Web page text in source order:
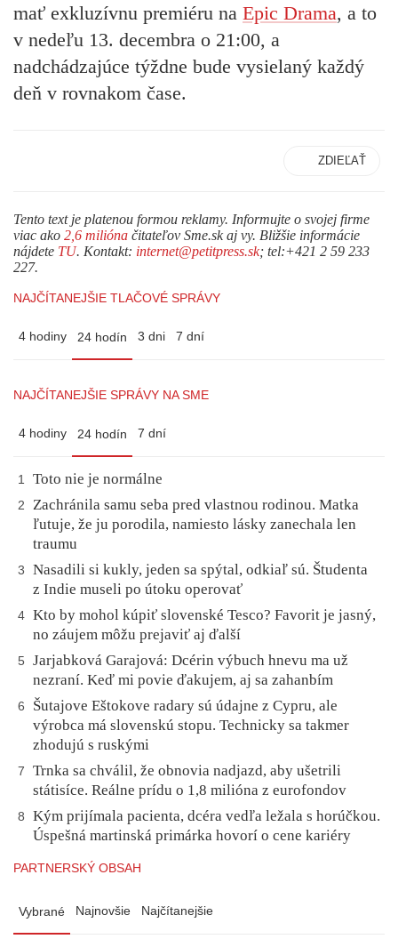
mať exkluzívnu premiéru na Epic Drama, a to
v nedeľu 13. decembra o 21:00, a
nadchádzajúce týždne bude vysielaný každý
deň v rovnakom čase.
ZDIEĽAŤ
Tento text je platenou formou reklamy. Informujte o svojej firme
viac ako 2,6 milióna čitateľov Sme.sk aj vy. Bližšie informácie
nájdete TU. Kontakt: internet@petitpress.sk; tel:+421 2 59 233
227.
NAJČÍTANEJŠIE TLAČOVÉ SPRÁVY
4 hodiny 24 hodín 3 dni 7 dní
NAJČÍTANEJŠIE SPRÁVY NA SME
4 hodiny 24 hodín 7 dní
1 Toto nie je normálne
2
Zachránila samu seba pred vlastnou rodinou. Matka
ľutuje, že ju porodila, namiesto lásky zanechala len
traumu
3
Nasadili si kukly, jeden sa spýtal, odkiaľ sú. Študenta
z Indie museli po útoku operovať
4 Kto by mohol kúpiť slovenské Tesco? Favorit je jasný,
no záujem môžu prejaviť aj ďalší
5
Jarjabková Garajová: Dcérin výbuch hnevu ma už
nezraní. Keď mi povie ďakujem, aj sa zahanbím
6
Šutajove Eštokove radary sú údajne z Cypru, ale
výrobca má slovenskú stopu. Technicky sa takmer
zhodujú s ruskými
7
Trnka sa chválil, že obnovia nadjazd, aby ušetrili
státisíce. Reálne prídu o 1,8 milióna z eurofondov
8
Kým prijímala pacienta, dcéra vedľa ležala s horúčkou.
Úspešná martinská primárka hovorí o cene kariéry
PARTNERSKÝ OBSAH
Vybrané Najnovšie Najčítanejšie